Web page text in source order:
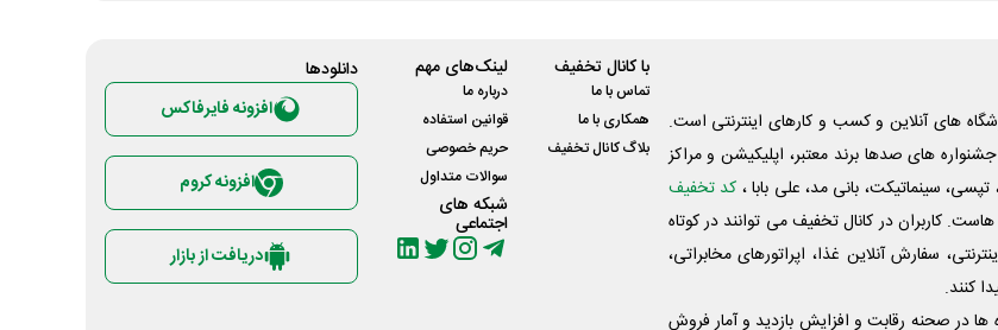
های آنلاین و کسب و‌ کارهای اینترنتی است.
های صدها برند معتبر، اپلیکیشن و مراکز
سینماتیکت، بانی مد، علی‌ بابا ، کد تخفیف
کاربران در کانال تخفیف می توانند در کوتاه
سفارش آنلاین غذا، اپراتورهای مخابراتی،
کنند.
ها در صحنه رقابت و افزایش بازدید و آمار فروش
با کانال تخفیف
تماس با ما
همکاری با ما
بلاگ کانال تخفیف
لینک‌های مهم
درباره ما
قوانین استفاده
حریم خصوصی
سوالات متداول
شبکه های
اجتماعی
دانلود‌ها
افزونه فایرفاکس
افزونه کروم
دریافت از بازار